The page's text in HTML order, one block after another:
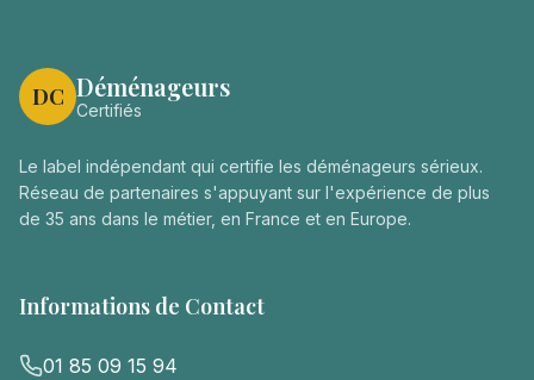
DC Déménageurs
Certifiés
Le label indépendant qui certifie les déménageurs sérieux.
Réseau de partenaires s'appuyant sur l'expérience de plus
de 35 ans dans le métier, en France et en Europe.
Informations de Contact
01 85 09 15 94